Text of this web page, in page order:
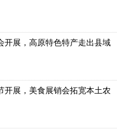
开展，高原特色特产走出县域
开展，美食展销会拓宽本土农